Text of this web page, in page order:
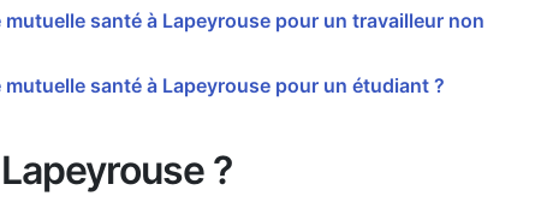
santé à Lapeyrouse pour un travailleur non
santé à Lapeyrouse pour un étudiant ?
?